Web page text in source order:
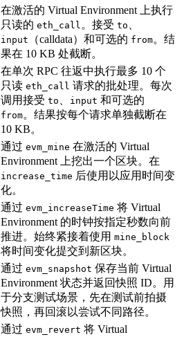
在激活的 Virtual Environment 上执行
只读的 eth_call 。接受 to
input （calldata）和可选的 from。结
果在 10 KB 处截断。
在单次 RPC 往返中执行最多 10 个
只读 eth_call 请求的批处理。每次
调用接受 to input 和可选的
from。结果按每个请求单独截断在
10 KB。
通过 evm_mine 在激活的 Virtual
Environment 上挖出一个区块。在
increase_time 后使用以应用时间变
化。
通过 evm_increaseTime 将 Virtual
Environment 的时钟按指定秒数向前
推进。始终紧接着使用 mine_block
将时间变化提交到新区块。
通过 evm_snapshot 保存当前 Virtual
Environment 状态并返回快照 ID。用
于分支测试场景，先在测试前拍摄
快照，再回滚以尝试不同路径。
通过 evm_revert 将 Virtual